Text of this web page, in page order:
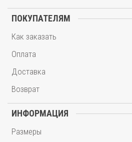
ПОКУПАТЕЛЯМ
Как заказать
Оплата
Доставка
Возврат
ИНФОРМАЦИЯ
Размеры